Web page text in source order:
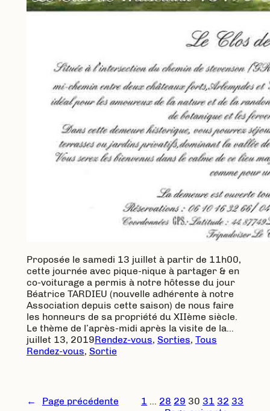
Proposée le samedi 13 juillet à partir de 11h00,
cette journée avec pique-nique à partager & en
co-voiturage a permis à notre hôtesse du jour
Béatrice TARDIEU (nouvelle adhérente à notre
Association depuis cette saison) de nous faire
les honneurs de sa propriété du XIIème siècle.
Le thème de l’après-midi après la visite de la…
juillet 13, 2019Rendez-vous, Sorties, Tous
Rendez-vous, Sortie
← Page précédente 1 … 28 29 30 31 32 33